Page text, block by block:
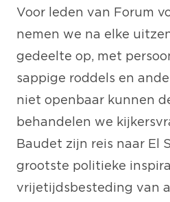
Voor leden van Forum
nemen we na elke
gedeelte op, met
sappige roddels en
niet openbaar kunnen
behandelen we
Baudet zijn reis naar El
grootste politieke
vrijetijdsbesteding van